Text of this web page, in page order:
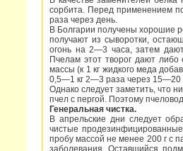
сорбита. Перед применением
раза через день.
В Болгарии получены хорошие
получают из сыворотки,
огонь на 2—3 часа, затем
Пчелам этот творог дают
массы (к 1 кг жидкого меда
0,5—1 кг 2—3 раза через 15—20
Однако следует заметить, что
пчел с пергой. Поэтому
Генеральная чистка.
В апрельские дни следует
чистые
пробу массой не менее 200 г с
заболевания. Оставшийся